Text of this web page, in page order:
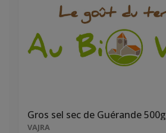
Gros sel sec de Guérande 500g
VAJRA